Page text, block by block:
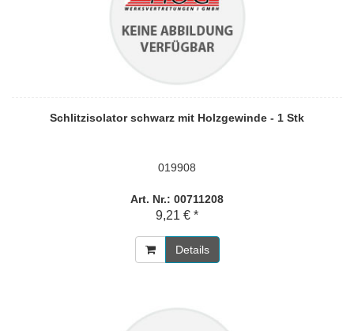
Schlitzisolator schwarz mit Holzgewinde - 1 Stk
019908
Art. Nr.: 00711208
9,21 € *
Details